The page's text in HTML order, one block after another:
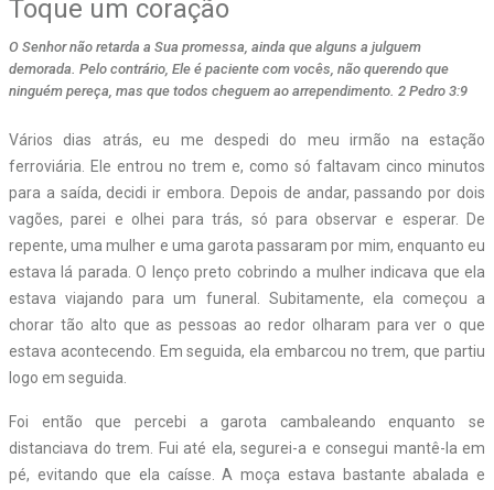
Toque um coração
O Senhor não retarda a Sua promessa, ainda que alguns a julguem
demorada. Pelo contrário, Ele é paciente com vocês, não querendo que
ninguém pereça, mas que todos cheguem ao arrependimento. 2 Pedro 3:9
Vários dias atrás, eu me despedi do meu irmão na estação
ferroviária. Ele entrou no trem e, como só faltavam cinco minutos
para a saída, decidi ir embora. Depois de andar, passando por dois
vagões, parei e olhei para trás, só para observar e esperar. De
repente, uma mulher e uma garota passaram por mim, enquanto eu
estava lá parada. O lenço preto cobrindo a mulher indicava que ela
estava viajando para um funeral. Subitamente, ela começou a
chorar tão alto que as pessoas ao redor olharam para ver o que
estava acontecendo. Em seguida, ela embarcou no trem, que partiu
logo em seguida.
Foi então que percebi a garota cambaleando enquanto se
distanciava do trem. Fui até ela, segurei-a e consegui mantê-la em
pé, evitando que ela caísse. A moça estava bastante abalada e